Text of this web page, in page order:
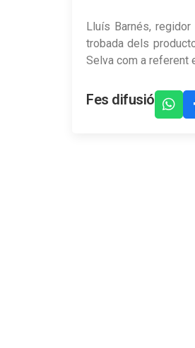
Lluís Barnés,
trobada dels
Selva com a referent
Fes difusió